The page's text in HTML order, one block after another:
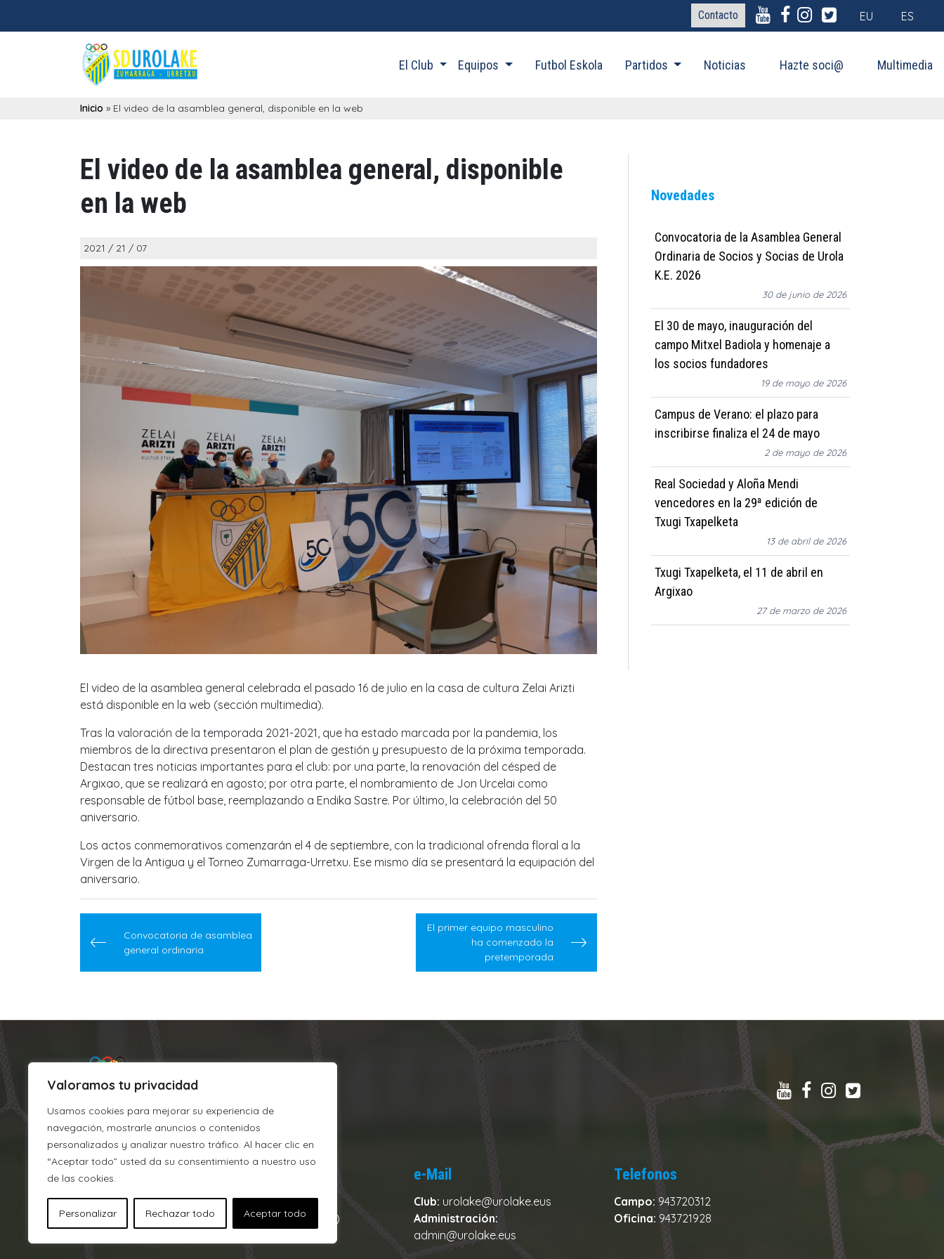
Valoramos tu privacidad
Usamos cookies para mejorar su experiencia de
navegación, mostrarle anuncios o contenidos
personalizados y analizar nuestro tráfico. Al hacer clic en
“Aceptar todo” usted da su consentimiento a nuestro uso
de las cookies.
Personalizar Rechazar todo Aceptar todo
Contacto EU ES
El Club Equipos Futbol Eskola Partidos Noticias Hazte soci@ Multimedia
Inicio » El video de la asamblea general, disponible en la web
El video de la asamblea general, disponible
en la web
2021 / 21 / 07
El video de la asamblea general celebrada el pasado 16 de julio en la casa de cultura Zelai Arizti
está disponible en la web (sección multimedia).
Tras la valoración de la temporada 2021-2021, que ha estado marcada por la pandemia, los
miembros de la directiva presentaron el plan de gestión y presupuesto de la próxima temporada.
Destacan tres noticias importantes para el club: por una parte, la renovación del césped de
Argixao, que se realizará en agosto; por otra parte, el nombramiento de Jon Urcelai como
responsable de fútbol base, reemplazando a Endika Sastre. Por último, la celebración del 50
aniversario.
Los actos conmemorativos comenzarán el 4 de septiembre, con la tradicional ofrenda floral a la
Virgen de la Antigua y el Torneo Zumarraga-Urretxu. Ese mismo día se presentará la equipación del
aniversario.
Navegación
de
entradas
Convocatoria de asamblea
general ordinaria
El primer equipo masculino
ha comenzado la
pretemporada
Novedades
Convocatoria de la Asamblea General
Ordinaria de Socios y Socias de Urola
K.E. 2026
30 de junio de 2026
El 30 de mayo, inauguración del
campo Mitxel Badiola y homenaje a
los socios fundadores
19 de mayo de 2026
Campus de Verano: el plazo para
inscribirse finaliza el 24 de mayo
2 de mayo de 2026
Real Sociedad y Aloña Mendi
vencedores en la 29ª edición de
Txugi Txapelketa
13 de abril de 2026
Txugi Txapelketa, el 11 de abril en
Argixao
27 de marzo de 2026
J.M. Barandiaran, s/n
CP 215, 20700 Zumarraga (Gipuzkoa)
e-Mail
Club: urolake@urolake.eus
Administración:
admin@urolake.eus
Telefonos
Campo: 943720312
Oficina: 943721928